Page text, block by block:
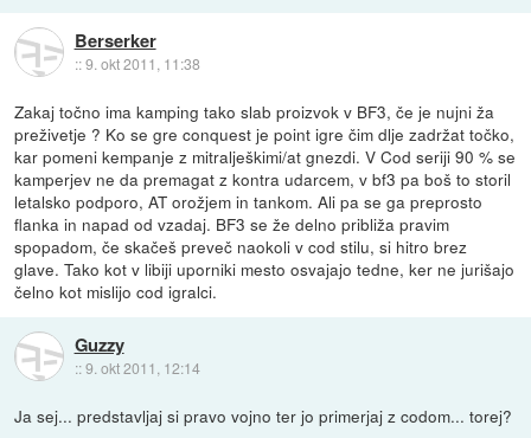
Berserker
::9. okt 2011, 11:38
Zakaj točno ima kamping tako slab proizvok v BF3, če je nujni ža
preživetje ? Ko se gre conquest je point igre čim dlje zadržat točko,
kar pomeni kempanje z mitralješkimi/at gnezdi. V Cod seriji 90 % se
kamperjev ne da premagat z kontra udarcem, v bf3 pa boš to storil
letalsko podporo, AT orožjem in tankom. Ali pa se ga preprosto
flanka in napad od vzadaj. BF3 se že delno približa pravim
spopadom, če skačeš preveč naokoli v cod stilu, si hitro brez
glave. Tako kot v libiji uporniki mesto osvajajo tedne, ker ne jurišajo
čelno kot mislijo cod igralci.
Guzzy
::9. okt 2011, 12:14
Ja sej... predstavljaj si pravo vojno ter jo primerjaj z codom... torej?